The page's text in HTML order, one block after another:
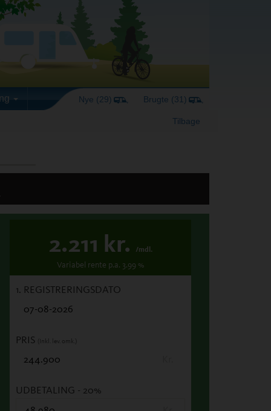
Nye (29) Brugte (31)
Tilbage
2.211 kr. /mdl.
Variabel rente p.a. 3.99 %
1. REGISTRERINGSDATO
PRIS (Inkl. lev. omk.)
UDBETALING - 20%